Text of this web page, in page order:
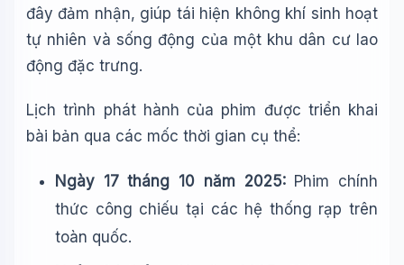
đây đảm nhận, giúp tái hiện không khí sinh hoạt
tự nhiên và sống động của một khu dân cư lao
động đặc trưng.
Lịch trình phát hành của phim được triển khai
bài bản qua các mốc thời gian cụ thể:
Ngày 17 tháng 10 năm 2025:Phim chính
thức công chiếu tại các hệ thống rạp trên
toàn quốc.